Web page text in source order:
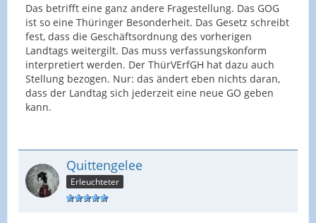
Das betrifft eine ganz andere Fragestellung. Das GOG
ist so eine Thüringer Besonderheit. Das Gesetz schreibt
fest, dass die Geschäftsordnung des vorherigen
Landtags weitergilt. Das muss verfassungskonform
interpretiert werden. Der ThürVErfGH hat dazu auch
Stellung bezogen. Nur: das ändert eben nichts daran,
dass der Landtag sich jederzeit eine neue GO geben
kann.
Quittengelee
Erleuchteter